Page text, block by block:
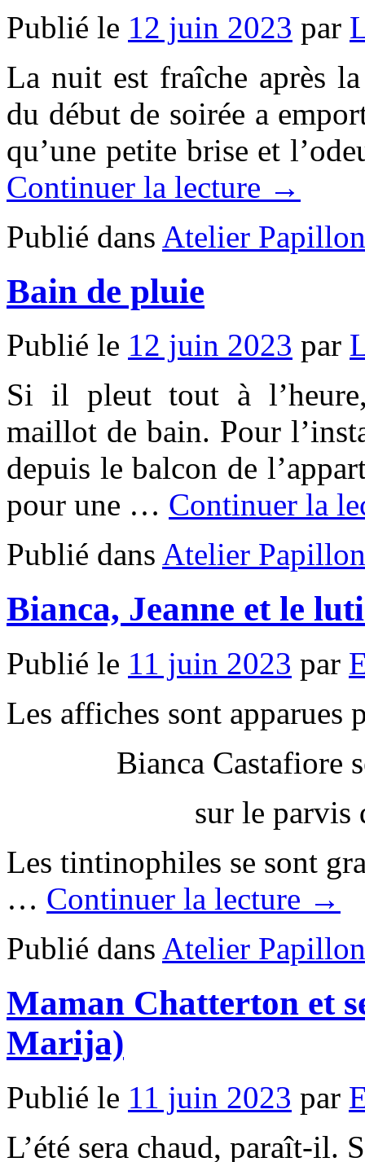
Publié le 12 juin 2023 par
La nuit est fraîche après
du début de soirée a
qu’une petite brise et
Continuer la lecture →
Publié dans Atelier Papillon
Bain de pluie
Publié le 12 juin 2023 par
Si il pleut tout à
maillot de bain. Pour
depuis le balcon de
pour une … Continuer la
Publié dans Atelier Papillon
Bianca, Jeanne et le
Publié le 11 juin 2023 par
Les affiches sont apparues
Bianca Castafiore
sur le parvis
Les tintinophiles se sont
… Continuer la lecture →
Publié dans Atelier Papillon
Maman Chatterton et
Marija)
Publié le 11 juin 2023 par
L’été sera chaud, paraît-il.